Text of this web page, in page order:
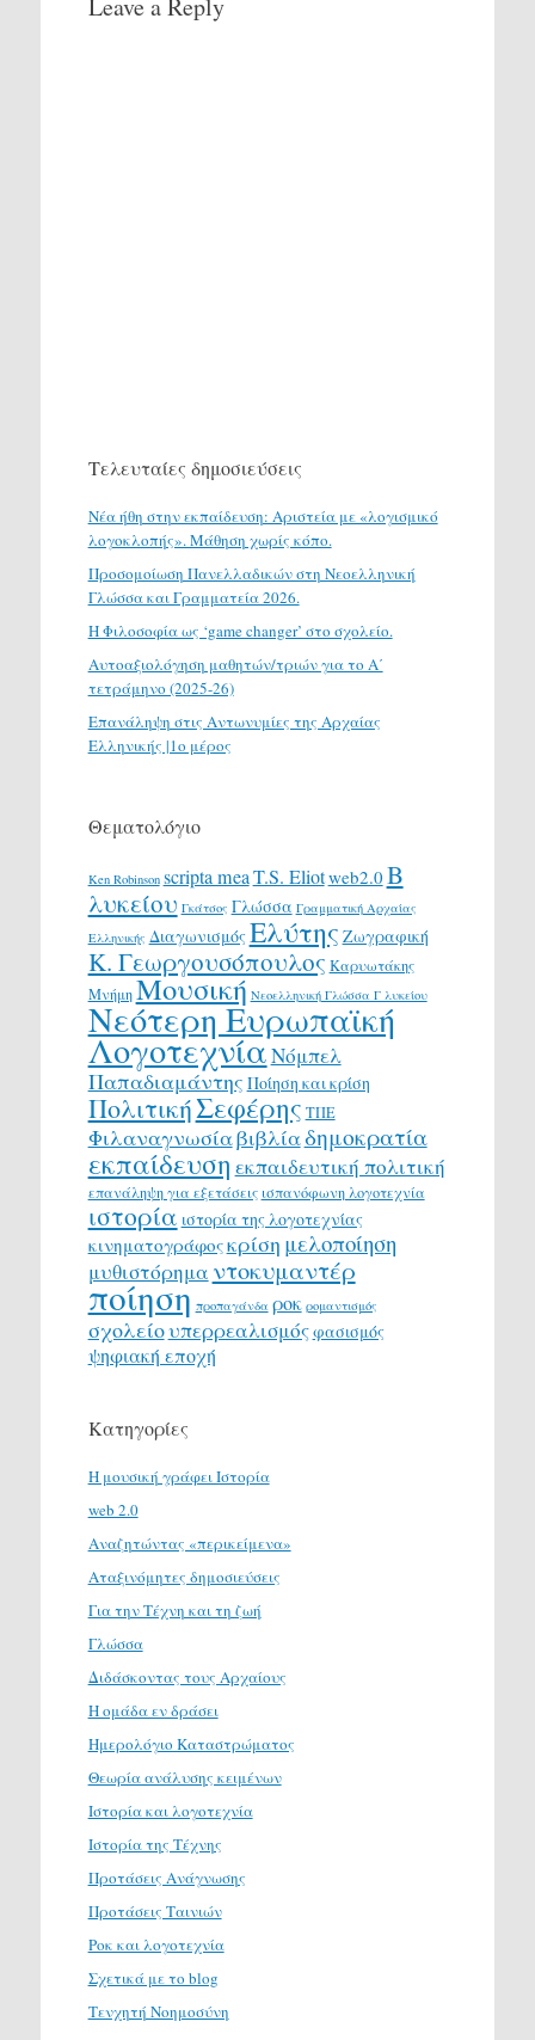
Leave a Reply
Τελευταίες δημοσιεύσεις
Νέα ήθη στην εκπαίδευση: Αριστεία με «λογισμικό
λογοκλοπής». Μάθηση χωρίς κόπο.
Προσομοίωση Πανελλαδικών στη Νεοελληνική
Γλώσσα και Γραμματεία 2026.
H Φιλοσοφία ως ‘game changer’ στο σχολείο.
Αυτοαξιολόγηση μαθητών/τριών για το Α΄
τετράμηνο (2025-26)
Επανάληψη στις Αντωνυμίες της Αρχαίας
Ελληνικής |1ο μέρος
Θεματολόγιο
Ken Robinson scripta meaT.S. Eliotweb2.0 Β
λυκείου Γκάτσος Γλώσσα Γραμματική Αρχαίας
Ελληνικής ΔιαγωνισμόςΕλύτης Ζωγραφική
Κ. Γεωργουσόπουλος Καρυωτάκης
ΜνήμηΜουσική Νεοελληνική Γλώσσα Γ λυκείου
Νεότερη Ευρωπαϊκή
ΛογοτεχνίαΝόμπελ
Παπαδιαμάντης Ποίηση και κρίση
ΠολιτικήΣεφέρης ΤΠΕ
Φιλαναγνωσίαβιβλίαδημοκρατία
εκπαίδευση εκπαιδευτική πολιτική
επανάληψη για εξετάσεις ισπανόφωνη λογοτεχνία
ιστορία ιστορία της λογοτεχνίας
κινηματογράφοςκρίση μελοποίηση
μυθιστόρημα ντοκυμαντέρ
ποίηση προπαγάνδα ροκ ρομαντισμός
σχολείουπερρεαλισμόςφασισμός
ψηφιακή εποχή
Κατηγορίες
H μουσική γράφει Ιστορία
web 2.0
Αναζητώντας «περικείμενα»
Αταξινόμητες δημοσιεύσεις
Για την Τέχνη και τη ζωή
Γλώσσα
Διδάσκοντας τους Αρχαίους
Η ομάδα εν δράσει
Ημερολόγιο Καταστρώματος
Θεωρία ανάλυσης κειμένων
Ιστορία και λογοτεχνία
Ιστορία της Τέχνης
Προτάσεις Ανάγνωσης
Προτάσεις Ταινιών
Ροκ και λογοτεχνία
Σχετικά με το blog
Τενχητή Νοημοσύνη